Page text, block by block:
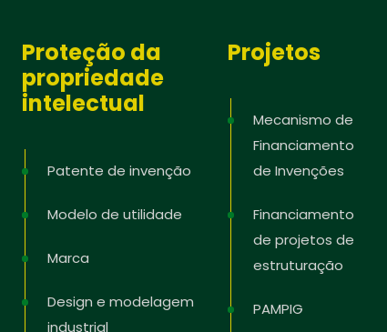
Proteção da
propriedade
intelectual
Patente de invenção
Modelo de utilidade
Marca
Design e modelagem
industrial
Projetos
Mecanismo de
Financiamento
de Invenções
Financiamento
de projetos de
estruturação
PAMPIG